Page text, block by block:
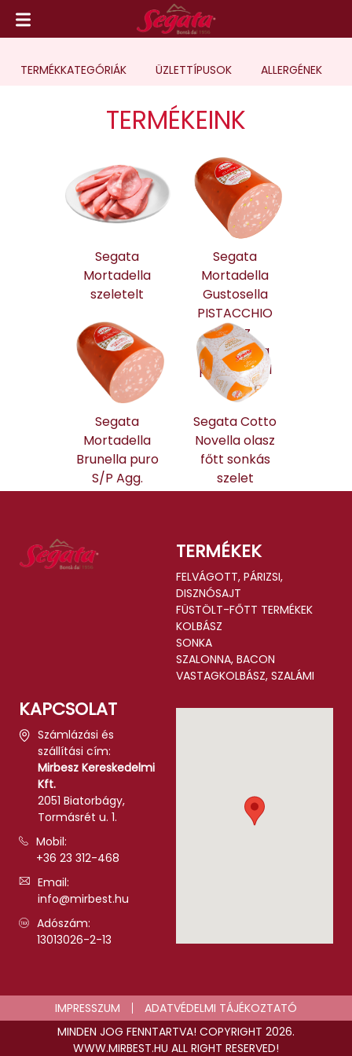
TERMÉKKATEGÓRIÁK ÜZLETTÍPUSOK ALLERGÉNEK
TERMÉKEINK
Segata
Mortadella
szeletelt
Segata
Mortadella
Gustosella
PISTACCHIO
olasz
mortadella
pisztáciával
Segata
Mortadella
Brunella puro
S/P Agg.
Segata Cotto
Novella olasz
főtt sonkás
szelet
TERMÉKEK
FELVÁGOTT, PÁRIZSI,
DISZNÓSAJT
FÜSTÖLT-FŐTT TERMÉKEK
KOLBÁSZ
SONKA
SZALONNA, BACON
VASTAGKOLBÁSZ, SZALÁMI
KAPCSOLAT
Számlázási és
szállítási cím:
Mirbesz Kereskedelmi
Kft.
2051 Biatorbágy,
Tormásrét u. 1.
Mobil:
+36 23 312-468
Email:
info@mirbest.hu
Adószám:
13013026-2-13
IMPRESSZUM
ADATVÉDELMI TÁJÉKOZTATÓ
MINDEN JOG FENNTARTVA! COPYRIGHT 2026.
WWW.MIRBEST.HU ALL RIGHT RESERVED!